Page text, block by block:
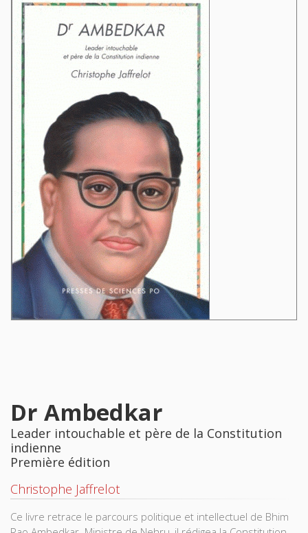
Dr Ambedkar
Leader intouchable et père de la Constitution
indienne
Première édition
Christophe Jaffrelot
Ce livre retrace le parcours politique et intellectuel de Bhim